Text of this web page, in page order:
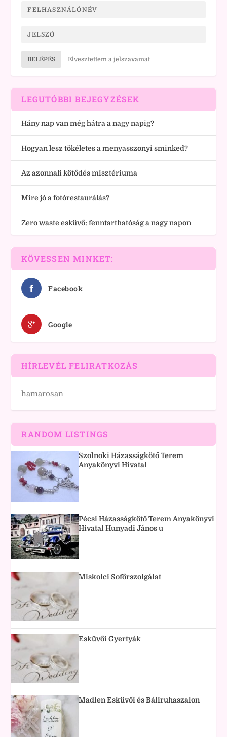
BELÉPÉS Elvesztettem a jelszavamat
LEGUTÓBBI BEJEGYZÉSEK
Hány nap van még hátra a nagy napig?
Hogyan lesz tökéletes a menyasszonyi sminked?
Az azonnali kötődés misztériuma
Mire jó a fotórestaurálás?
Zero waste esküvő: fenntarthatóság a nagy napon
KÖVESSEN MINKET:
Facebook
Google
HÍRLEVÉL FELIRATKOZÁS
hamarosan
RANDOM LISTINGS
Szolnoki Házasságkötő Terem
Anyakönyvi Hivatal
Pécsi Házasságkötő Terem Anyakönyvi
Hivatal Hunyadi János u
Miskolci Sofőrszolgálat
Esküvői Gyertyák
Madlen Esküvői és Báliruhaszalon